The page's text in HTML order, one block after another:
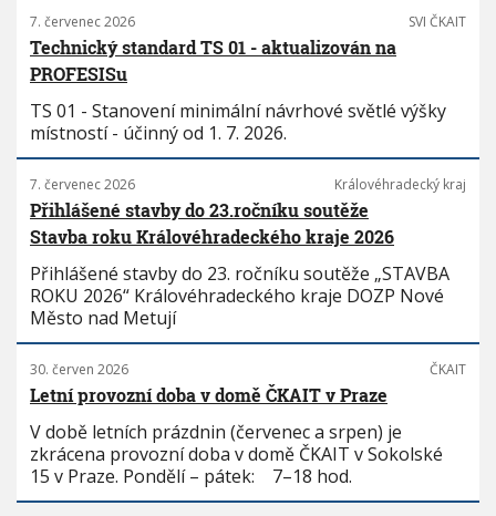
7. červenec 2026 SVI ČKAIT
Technický standard TS 01 - aktualizován na
PROFESISu
TS 01 - Stanovení minimální návrhové světlé výšky
místností - účinný od 1. 7. 2026.
7. červenec 2026 Královéhradecký kraj
Přihlášené stavby do 23.ročníku soutěže
Stavba roku Královéhradeckého kraje 2026
Přihlášené stavby do 23. ročníku soutěže „STAVBA
ROKU 2026“ Královéhradeckého kraje DOZP Nové
Město nad Metují
30. červen 2026 ČKAIT
Letní provozní doba v domě ČKAIT v Praze
V době letních prázdnin (červenec a srpen) je
zkrácena provozní doba v domě ČKAIT v Sokolské
15 v Praze. Pondělí – pátek: 7–18 hod.